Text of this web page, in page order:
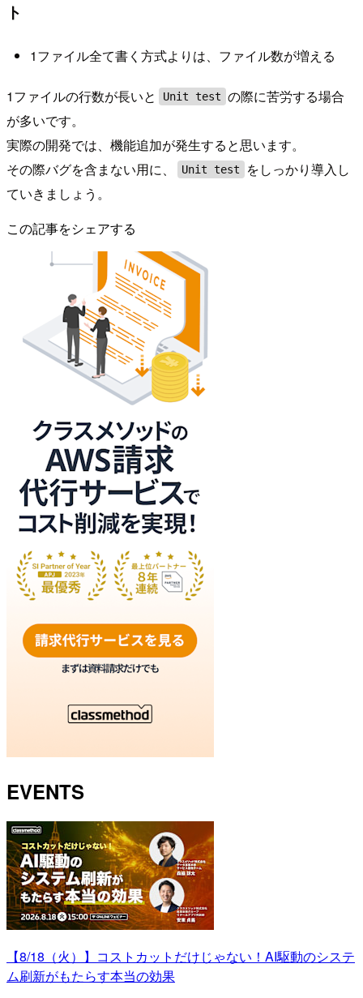
ト
1ファイル全て書く方式よりは、ファイル数が増える
1ファイルの行数が長いと Unit test の際に苦労する場合
が多いです。
実際の開発では、機能追加が発生すると思います。
その際バグを含まない用に、
Unit test
をしっかり導入し
ていきましょう。
この記事をシェアする
EVENTS
【8/18（火）】コストカットだけじゃない！AI駆動のシステ
ム刷新がもたらす本当の効果